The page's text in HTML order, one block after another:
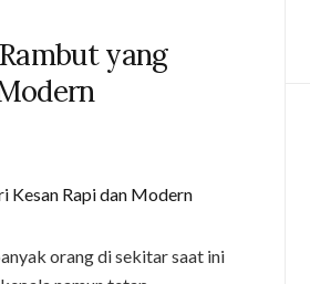
yang
orang di sekitar saat ini